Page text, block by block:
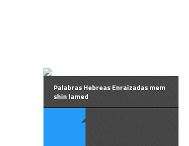
Palabras Hebreas Enraizadas mem
shin lamed